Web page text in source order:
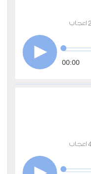
2 اعجاب
00:00
اعجاب